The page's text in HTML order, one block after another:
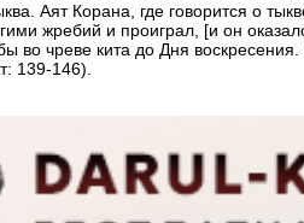
Аят Корана, где говорится о
жребий и проиграл, [и он
во чреве кита до Дня
139-146).